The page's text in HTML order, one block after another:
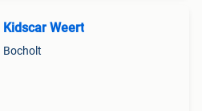
Kidscar Weert
Bocholt